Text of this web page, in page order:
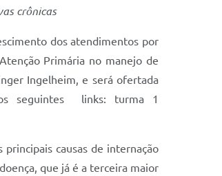
crônicas
dos atendimentos por
Primária no manejo de
Ingelheim, e será ofertada
seguintes links: turma 1
causas de internação
que já é a terceira maior